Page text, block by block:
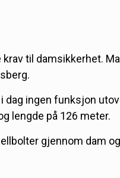
til damsikkerhet.
ingen funksjon
lengde på 126 meter.
gjennom dam